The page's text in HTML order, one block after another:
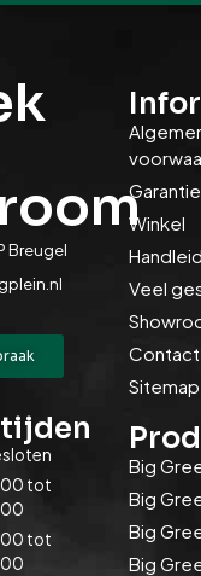
Breugel
tot
tot
Winkel
Veel
Contact
Sitemap
Big
Big
Big
Big